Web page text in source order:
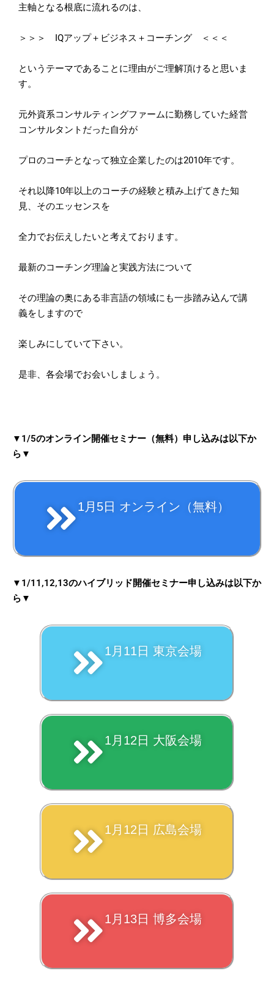
主軸となる根底に流れるのは、
＞＞＞ IQアップ＋ビジネス＋コーチング ＜＜＜
というテーマであることに理由がご理解頂けると思いま
す。
元外資系コンサルティングファームに勤務していた経営
コンサルタ ントだった自分が
プロのコーチとなって独立企業したのは2010年です。
それ以降10年以上のコーチの経験と積み上げてきた知
見、 そのエッセンスを
全力でお伝えしたいと考えております。
最新のコーチング理論と実践方法について
その理論の奥にある非言語の領域にも一歩踏み込んで講
義をしますので
楽しみにしていて下さい。
是非、各会場でお会いしましょう。
▼1/5のオンライン開催セミナー（無料）申し込みは以下か
ら▼
1月5日 オンライン（無料）
▼1/11,12,13のハイブリッド開催セミナー申し込みは以下か
ら▼
1月11日 東京会場
1月12日 大阪会場
1月12日 広島会場
1月13日 博多会場